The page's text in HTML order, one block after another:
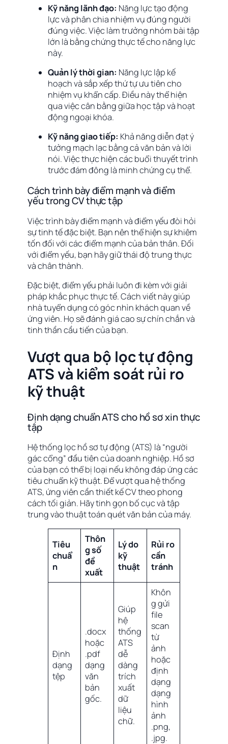
Kỹ năng lãnh đạo: Năng lực tạo động
lực và phân chia nhiệm vụ đúng người
đúng việc. Việc làm trưởng nhóm bài tập
lớn là bằng chứng thực tế cho năng lực
này.
Quản lý thời gian: Năng lực lập kế
hoạch và sắp xếp thứ tự ưu tiên cho
nhiệm vụ khẩn cấp. Điều này thể hiện
qua việc cân bằng giữa học tập và hoạt
động ngoại khóa.
Kỹ năng giao tiếp: Khả năng diễn đạt ý
tưởng mạch lạc bằng cả văn bản và lời
nói. Việc thực hiện các buổi thuyết trình
trước đám đông là minh chứng cụ thể.
Cách trình bày điểm mạnh và điểm
yếu trong CV thực tập
Việc trình bày điểm mạnh và điểm yếu đòi hỏi
sự tinh tế đặc biệt. Bạn nên thể hiện sự khiêm
tốn đối với các điểm mạnh của bản thân. Đối
với điểm yếu, bạn hãy giữ thái độ trung thực
và chân thành.
Đặc biệt, điểm yếu phải luôn đi kèm với giải
pháp khắc phục thực tế. Cách viết này giúp
nhà tuyển dụng có góc nhìn khách quan về
ứng viên. Họ sẽ đánh giá cao sự chín chắn và
tinh thần cầu tiến của bạn.
Vượt qua bộ lọc tự động
ATS và kiểm soát rủi ro
kỹ thuật
Định dạng chuẩn ATS cho hồ sơ xin thực
tập
Hệ thống lọc hồ sơ tự động (ATS) là “người
gác cổng” đầu tiên của doanh nghiệp. Hồ sơ
của bạn có thể bị loại nếu không đáp ứng các
tiêu chuẩn kỹ thuật. Để vượt qua hệ thống
ATS, ứng viên cần thiết kế CV theo phong
cách tối giản. Hãy tinh gọn bố cục và tập
trung vào thuật toán quét văn bản của máy.
Tiêu
chuẩ
n
Thôn
g số
đề
xuất
Lý do
kỹ
thuật
Rủi ro
cần
tránh
Định
dạng
tệp
.docx
hoặc
.pdf
dạng
văn
bản
gốc.
Giúp
hệ
thống
ATS
dễ
dàng
trích
xuất
dữ
liệu
chữ.
Khôn
g gửi
file
scan
từ
ảnh
hoặc
định
dạng
dạng
hình
ảnh
.png,
.jpg.